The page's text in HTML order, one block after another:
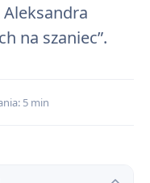
na szaniec”.
5 min